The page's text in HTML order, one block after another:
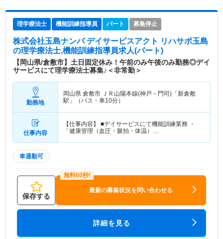
理学療法士 機能訓練指導員 パート 募集停止
株式会社玉島ナンバ デイサービスアクト リハサポ玉島
の理学療法士,機能訓練指導員求人(パート)
【岡山県/倉敷市】土日固定休み！午前のみ午後のみ勤務◎デイ
サービスにて理学療法士募集♪＜非常勤＞
勤務地
岡山県 倉敷市 ＪＲ山陽本線(神戸－門司)「新倉敷
駅」（バス・車10分）
仕事内容
【仕事内容】 ■デイサービスにて機能訓練業務 ・
「健康管理（血圧・脈拍・体温）…
車通勤可
保存する
最新の募集状況を問い合わせる
詳細を見る